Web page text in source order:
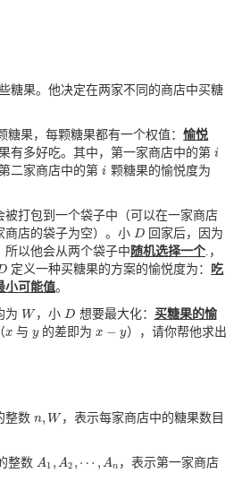
糖果。他决定在两家不同的商店中买糖
糖果，每颗糖果都有一个权值：愉悦
有多好吃。其中，第一家商店中的第i
i
二家商店中的第i
i 颗糖果的愉悦度为
被打包到一个袋子中（可以在一家商店
商店的袋子为空）。小 D
D
回家后，因为
以他会从两个袋子中 随机选择一个.，
定义一种买糖果的方案的愉悦度为： 吃
小可能值。
为 W
W ，小D
D 想要最大化： 买糖果的愉
x
x 与y
y的差即为x − y
x−y
），请你帮他求出
整数 n, W
n,W ，表示每家商店中的糖果数目
整数A1 , A2 , ⋯ , An
A1 , A2, ⋯, An
，表示第一家商店